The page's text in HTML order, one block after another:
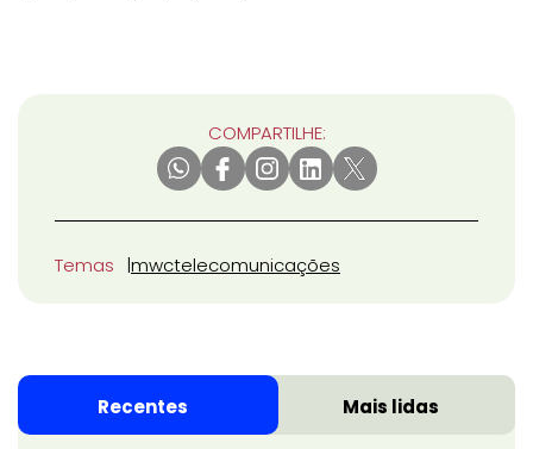
COMPARTILHE:
Temas mwctelecomunicações
Recentes Mais lidas